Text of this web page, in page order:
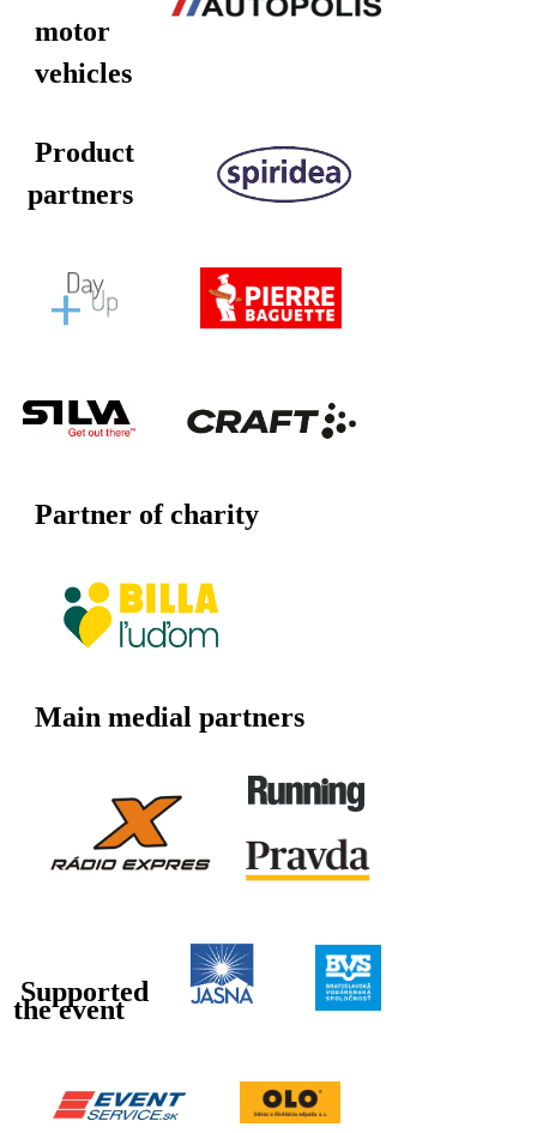
motor
vehicles
Product
partners
Partner of charity
Main medial partners
Supported
the event